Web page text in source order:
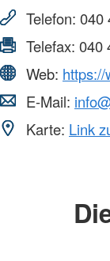
Telefon: 040
Telefax: 040
Web:
E-Mail:
Karte: Link